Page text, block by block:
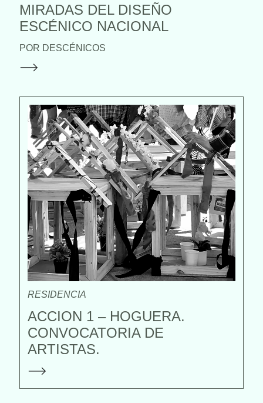
MIRADAS DEL DISEÑO
ESCÉNICO NACIONAL
POR DESCÉNICOS
RESIDENCIA
ACCION 1 – HOGUERA.
CONVOCATORIA DE
ARTISTAS.